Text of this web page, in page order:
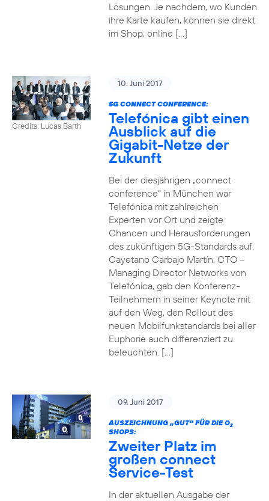
Lösungen. Je nachdem, wo Kunden
ihre Karte kaufen, können sie direkt
im Shop, online […]
Credits: Lucas Barth
10. Juni 2017
5G CONNECT CONFERENCE:
Telefónica gibt einen
Ausblick auf die
Gigabit-Netze der
Zukunft
Bei der diesjährigen „connect
conference“ in München war
Telefónica mit zahlreichen
Experten vor Ort und zeigte
Chancen und Herausforderungen
des zukünftigen 5G-Standards auf.
Cayetano Carbajo Martín, CTO –
Managing Director Networks von
Telefónica, gab den Konferenz-
Teilnehmern in seiner Keynote mit
auf den Weg, den Rollout des
neuen Mobilfunkstandards bei aller
Euphorie auch differenziert zu
beleuchten. […]
09. Juni 2017
AUSZEICHNUNG „GUT“ FÜR DIE O2
SHOPS:
Zweiter Platz im
großen connect
Service-Test
In der aktuellen Ausgabe der